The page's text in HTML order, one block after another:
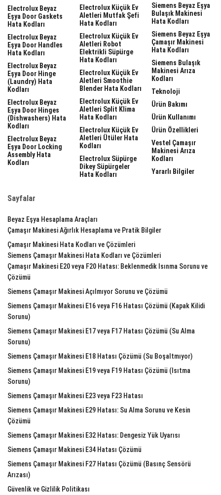
Electrolux Beyaz
Eşya Door Gaskets
Hata Kodları
Electrolux Beyaz
Eşya Door Handles
Hata Kodları
Electrolux Beyaz
Eşya Door Hinge
(laundry) Hata
Kodları
Electrolux Beyaz
Eşya Door Hinges
(dishwashers) Hata
Kodları
Electrolux Beyaz
Eşya Door Locking
Assembly Hata
Kodları
Electrolux Küçük Ev
Aletleri Mutfak Şefi
Hata Kodları
Electrolux Küçük Ev
Aletleri Robot
Elektrikli Süpürge
Hata Kodları
Electrolux Küçük Ev
Aletleri Smoothie
Blender Hata Kodları
Electrolux Küçük Ev
Aletleri Split Klima
Hata Kodları
Electrolux Küçük Ev
Aletleri Ütüler Hata
Kodları
Electrolux Süpürge
Dikey Süpürgeler
Hata Kodları
Siemens Beyaz Eşya
Bulaşık Makinesi
Hata Kodları
Siemens Beyaz Eşya
Çamaşır Makinesi
Hata Kodları
Siemens Bulaşık
Makinesi Arıza
Kodları
Teknoloji
Ürün Bakımı
Ürün Kullanımı
Ürün Özellikleri
Vestel Çamaşır
Makinesi Arıza
Kodları
Yararlı Bilgiler
Sayfalar
Beyaz Eşya Hesaplama Araçları
Çamaşır Makinesi Ağırlık Hesaplama ve Pratik Bilgiler
Çamaşır Makinesi Hata Kodları ve Çözümleri
Siemens Çamaşır Makinesi Hata Kodları ve Çözümleri
Çamaşır Makinesi E20 veya F20 Hatası: Beklenmedik Isınma Sorunu ve
Çözümü
Siemens Çamaşır Makinesi Açılmıyor Sorunu ve Çözümü
Siemens Çamaşır Makinesi E16 veya F16 Hatası Çözümü (Kapak Kilidi
Sorunu)
Siemens Çamaşır Makinesi E17 veya F17 Hatası Çözümü (Su Alma
Sorunu)
Siemens Çamaşır Makinesi E18 Hatası Çözümü (Su Boşaltmıyor)
Siemens Çamaşır Makinesi E19 veya F19 Hatası Çözümü (Isıtma
Sorunu)
Siemens Çamaşır Makinesi E23 veya F23 Hatası
Siemens Çamaşır Makinesi E29 Hatası: Su Alma Sorunu ve Kesin
Çözümü
Siemens Çamaşır Makinesi E32 Hatası: Dengesiz Yük Uyarısı
Siemens Çamaşır Makinesi E34 Hatası Çözümü
Siemens Çamaşır Makinesi F27 Hatası Çözümü (Basınç Sensörü
Arızası)
Güvenlik ve Gizlilik Politikası